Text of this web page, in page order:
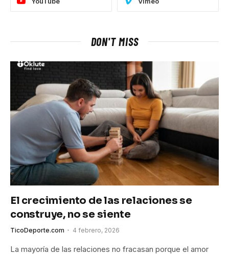
DON'T MISS
El crecimiento de las relaciones se
construye, no se siente
TicoDeporte.com 4 febrero, 2026
La mayoría de las relaciones no fracasan porque el amor